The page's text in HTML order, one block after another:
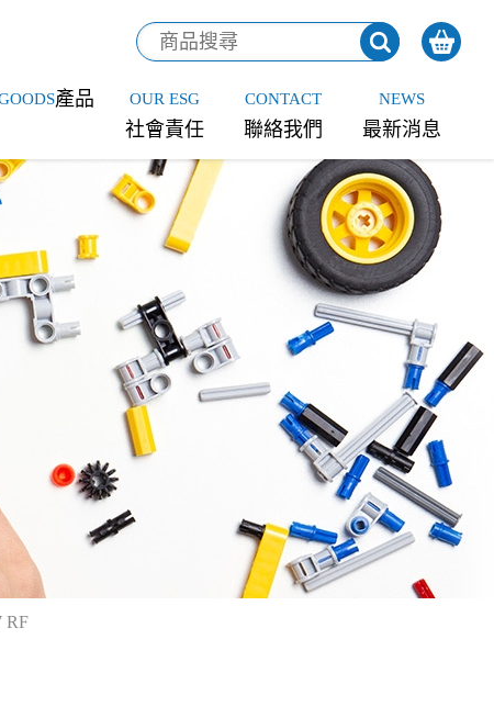
產品 OUR ESG
社會責任
CONTACT
聯絡我們
NEWS
最新消息
RF